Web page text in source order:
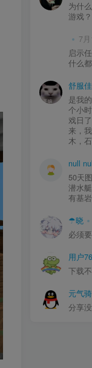
为什
游戏？
7
启示
什么
舒服
是我
个小
戏日
来，
木，
啊，
null
50天
潜水
有基岩
☂晓
必须
用户
下载
元气
分享